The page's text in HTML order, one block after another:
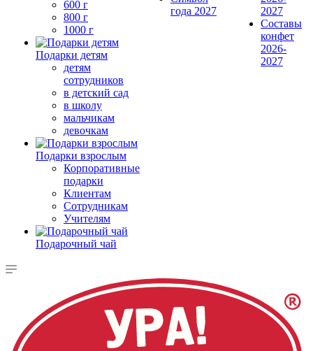
600 г
800 г
1000 г
Подарки детям
детям
сотрудников
в детский сад
в школу
мальчикам
девочкам
Подарки взрослым
Корпоративные
подарки
Клиентам
Сотрудникам
Учителям
Подарочный чай
года 2027
2027
Составы
конфет
2026-
2027